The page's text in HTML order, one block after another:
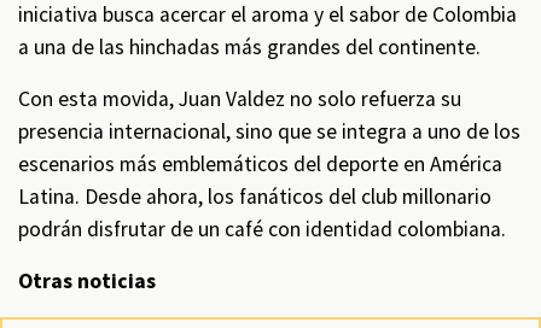
iniciativa busca acercar el aroma y el sabor de Colombia
a una de las hinchadas más grandes del continente.
Con esta movida, Juan Valdez no solo refuerza su
presencia internacional, sino que se integra a uno de los
escenarios más emblemáticos del deporte en América
Latina. Desde ahora, los fanáticos del club millonario
podrán disfrutar de un café con identidad colombiana.
Otras noticias